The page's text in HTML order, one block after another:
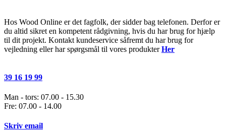
Hos Wood Online er det fagfolk, der sidder bag telefonen. Derfor er
du altid sikret en kompetent rådgivning, hvis du har brug for hjælp
til dit projekt. Kontakt kundeservice såfremt du har brug for
vejledning eller har spørgsmål til vores produkterHer
39 16 19 99
Man - tors: 07.00 - 15.30
Fre: 07.00 - 14.00
Skriv email